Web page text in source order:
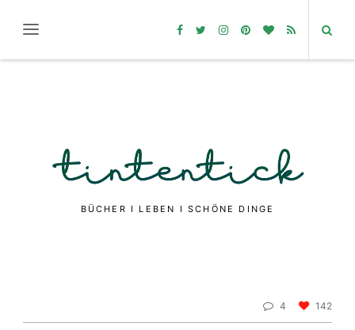
BÜCHER I LEBEN I SCHÖNE DINGE
4 142